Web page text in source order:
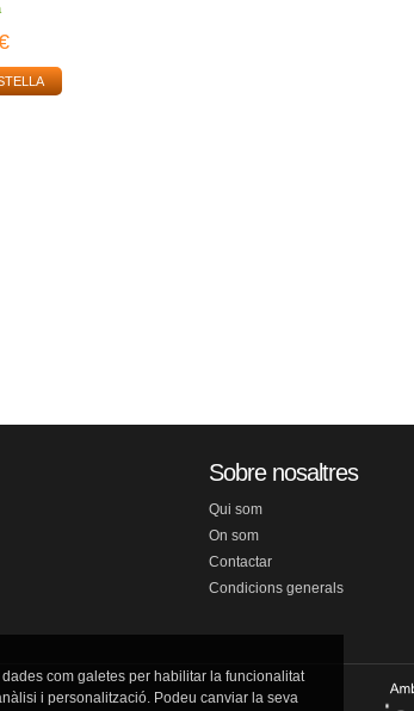
Sobre nosaltres
Qui som
On som
Contactar
Condicions generals
com galetes per habilitar la funcionalitat
i personalització. Podeu canviar la seva